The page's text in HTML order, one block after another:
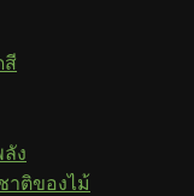
สี
ง
าติของไม้